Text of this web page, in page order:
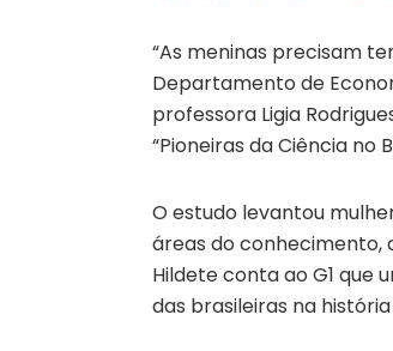
“As meninas precisam
Departamento de
professora Ligia
“Pioneiras da Ciência no
O estudo levantou
áreas do conhecimento,
Hildete conta ao G1 que
das brasileiras na